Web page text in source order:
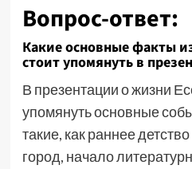
Вопрос-ответ:
Какие основные факты
стоит упомянуть в
В презентации о жизни
упомянуть основные
такие, как раннее
город, начало